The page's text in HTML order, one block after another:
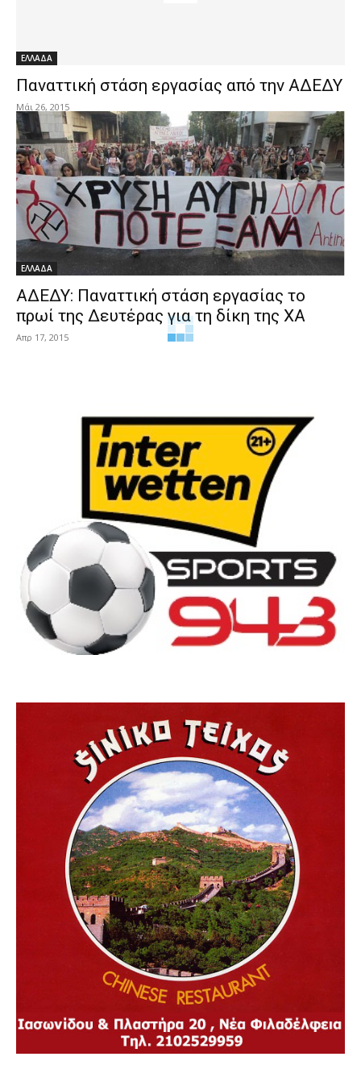
ΕΛΛΑΔΑ
Παναττική στάση εργασίας από την ΑΔΕΔΥ
Μάι 26, 2015
ΕΛΛΑΔΑ
ΑΔΕΔΥ: Παναττική στάση εργασίας το
πρωί της Δευτέρας για τη δίκη της ΧΑ
Απρ 17, 2015